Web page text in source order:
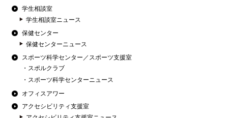
学生相談室
学生相談室ニュース
保健センター
保健センターニュース
スポーツ科学センター／スポーツ支援室
スポルクラブ
スポーツ科学センターニュース
オフィスアワー
アクセシビリティ支援室